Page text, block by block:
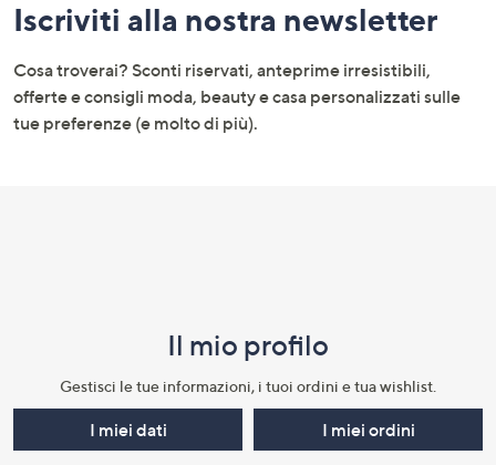
menu
e
informazioni
Iscriviti alla nostra newsletter
Cosa troverai? Sconti riservati, anteprime irresistibili,
offerte e consigli moda, beauty e casa personalizzati sulle
tue preferenze (e molto di più).
Il mio profilo​
Gestisci le tue informazioni, i tuoi ordini e tua wishlist.​
I miei dati I miei ordini